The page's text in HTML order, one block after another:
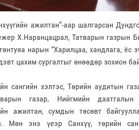
ажилтан”-аар шалгарсан
Х.Наранцацрал, Татварын газрын
нарын “Харилцаа, хандлага, ёс
цахим сургалтыг өнөөдөр зохион
сангийн хэлтэс, Төрийн аудитын
газар, Нийгмийн
ажилтан, сумдын төсөвт
Мөн энэ үеэр Санхүү, төрийн